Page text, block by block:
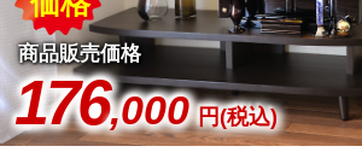
商品販売価格
176,000 円(税込)